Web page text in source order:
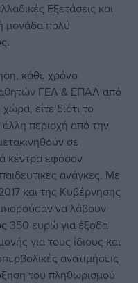
Εξετάσεις και
μονάδα πολύ
κάθε χρόνο
ΓΕΛ & ΕΠΑΛ από
είτε διότι το
άλλη περιοχή από την
σε
κέντρα εφόσον
ανάγκες. Με
και της Κυβέρνησης
να λάβουν
350 ευρώ για έξοδα
για τους ίδιους και
ανατιμήσεις
του πληθωρισμού